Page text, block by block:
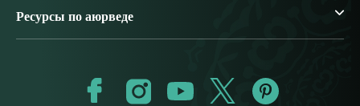
Ресурсы по аюрведе